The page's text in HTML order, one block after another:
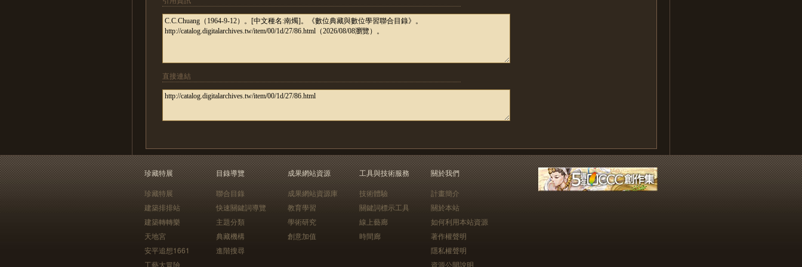
直接連結
珍藏特展
珍藏特展
建築排排站
建築轉轉樂
天地宮
安平追想1661
工藝大冒險
目錄導覽
聯合目錄
快速關鍵詞導覽
主題分類
典藏機構
進階搜尋
成果網站資源
成果網站資源庫
教育學習
學術研究
創意加值
工具與技術服務
技術體驗
關鍵詞標示工具
線上藝廊
時間廊
關於我們
計畫簡介
關於本站
如何利用本站資源
著作權聲明
隱私權聲明
資源公開說明